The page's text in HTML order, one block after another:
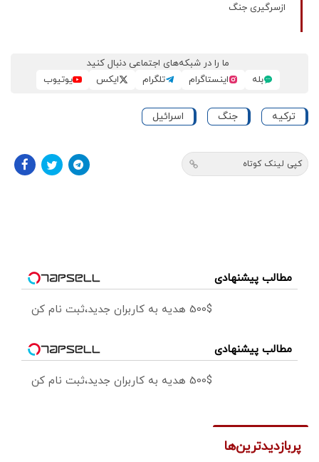
ازسرگیری جنگ
ما را در شبکه‌های اجتماعی دنبال کنید
بله
اینستاگرام تلگرام ایکس یوتیوب
ترکیه جنگ اسرائیل
کپی لینک کوتاه
مطالب پیشنهادی
500$ هدیه به کاربران جدید،ثبت نام کن
مطالب پیشنهادی
500$ هدیه به کاربران جدید،ثبت نام کن
پربازدیدترین‌ها